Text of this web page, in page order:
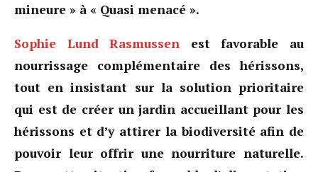
mineure » à « Quasi menacé ».
Sophie Lund Rasmussen est favorable au
nourrissage complémentaire des hérissons,
tout en insistant sur la solution prioritaire
qui est de créer un jardin accueillant pour les
hérissons et d’y attirer la biodiversité afin de
pouvoir leur offrir une nourriture naturelle.